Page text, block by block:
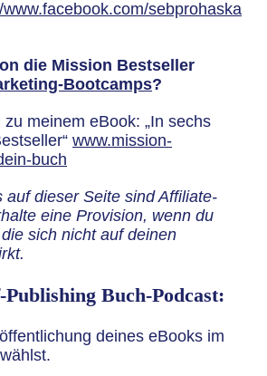
www.facebook.com/sebprohaska
die Mission Bestseller
Bootcamps?
meinem eBook: „In sechs
www.mission-
buch
auf dieser Seite sind Affiliate-
eine Provision, wenn du
sich nicht auf deinen
Publishing Buch-Podcast:
deines eBooks im